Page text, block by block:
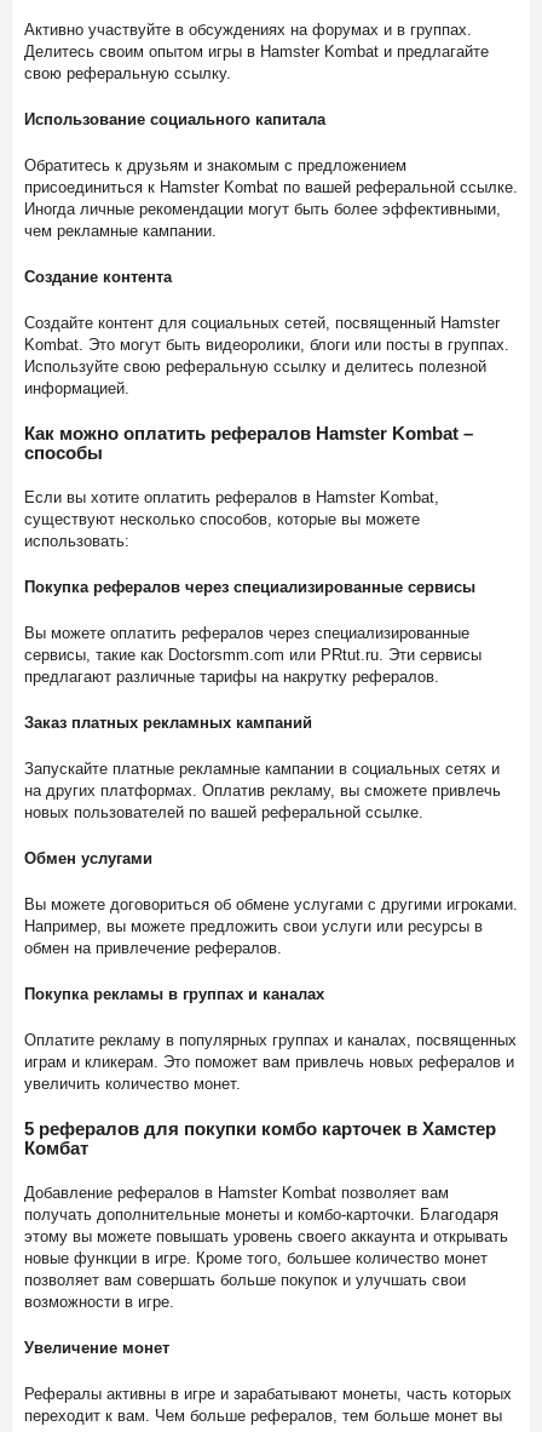
Активно участвуйте в обсуждениях на форумах и в группах.
Делитесь своим опытом игры в Hamster Kombat и предлагайте
свою реферальную ссылку.
Использование социального капитала
Обратитесь к друзьям и знакомым с предложением
присоединиться к Hamster Kombat по вашей реферальной ссылке.
Иногда личные рекомендации могут быть более эффективными,
чем рекламные кампании.
Создание контента
Создайте контент для социальных сетей, посвященный Hamster
Kombat. Это могут быть видеоролики, блоги или посты в группах.
Используйте свою реферальную ссылку и делитесь полезной
информацией.
Как можно оплатить рефералов Hamster Kombat –
способы
Если вы хотите оплатить рефералов в Hamster Kombat,
существуют несколько способов, которые вы можете
использовать:
Покупка рефералов через специализированные сервисы
Вы можете оплатить рефералов через специализированные
сервисы, такие как Doctorsmm.com или PRtut.ru. Эти сервисы
предлагают различные тарифы на накрутку рефералов.
Заказ платных рекламных кампаний
Запускайте платные рекламные кампании в социальных сетях и
на других платформах. Оплатив рекламу, вы сможете привлечь
новых пользователей по вашей реферальной ссылке.
Обмен услугами
Вы можете договориться об обмене услугами с другими игроками.
Например, вы можете предложить свои услуги или ресурсы в
обмен на привлечение рефералов.
Покупка рекламы в группах и каналах
Оплатите рекламу в популярных группах и каналах, посвященных
играм и кликерам. Это поможет вам привлечь новых рефералов и
увеличить количество монет.
5 рефералов для покупки комбо карточек в Хамстер
Комбат
Добавление рефералов в Hamster Kombat позволяет вам
получать дополнительные монеты и комбо-карточки. Благодаря
этому вы можете повышать уровень своего аккаунта и открывать
новые функции в игре. Кроме того, большее количество монет
позволяет вам совершать больше покупок и улучшать свои
возможности в игре.
Увеличение монет
Рефералы активны в игре и зарабатывают монеты, часть которых
переходит к вам. Чем больше рефералов, тем больше монет вы